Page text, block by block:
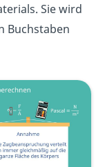
Sie wird
Buchstaben